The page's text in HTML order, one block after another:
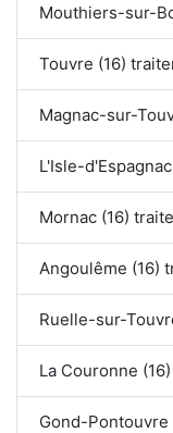
Mouthiers-sur-
Touvre (16)
Magnac-sur-
L'Isle-
Mornac (16)
Angoulême (16)
Ruelle-sur-
La Couronne
Gond-